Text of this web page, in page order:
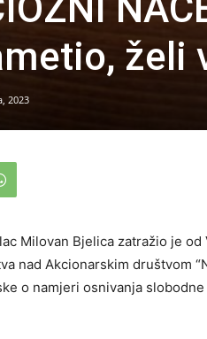
želi
2023
Milovan Bjelica zatražio je
nad Akcionarskim društvom
o namjeri osnivanja slobodne